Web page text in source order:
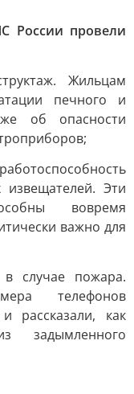
России провели
Жильцам
печного и
об опасности
Эти
вовремя
важно для
в случае пожара.
телефонов
рассказали, как
задымленного